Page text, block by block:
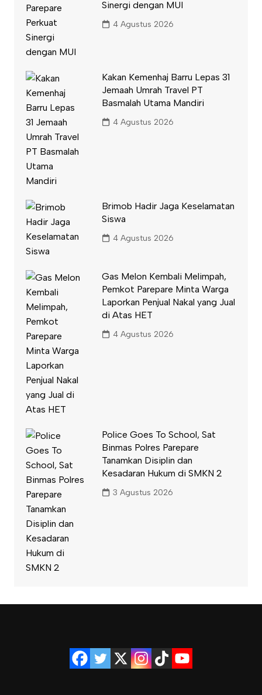
Sinergi dengan MUI
4 Agustus 2026
Kakan Kemenhaj Barru Lepas 31
Jemaah Umrah Travel PT
Basmalah Utama Mandiri
4 Agustus 2026
Brimob Hadir Jaga Keselamatan
Siswa
4 Agustus 2026
Gas Melon Kembali Melimpah,
Pemkot Parepare Minta Warga
Laporkan Penjual Nakal yang Jual
di Atas HET
4 Agustus 2026
Police Goes To School, Sat
Binmas Polres Parepare
Tanamkan Disiplin dan
Kesadaran Hukum di SMKN 2
3 Agustus 2026